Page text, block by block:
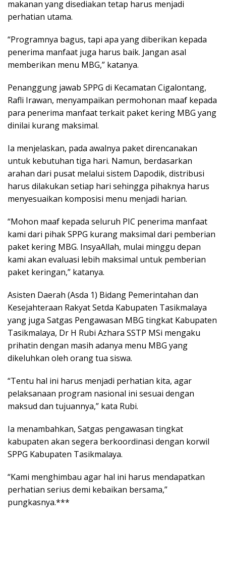
makanan yang disediakan tetap harus menjadi
perhatian utama.
“Programnya bagus, tapi apa yang diberikan kepada
penerima manfaat juga harus baik. Jangan asal
memberikan menu MBG,” katanya.
Penanggung jawab SPPG di Kecamatan Cigalontang,
Rafli Irawan, menyampaikan permohonan maaf kepada
para penerima manfaat terkait paket kering MBG yang
dinilai kurang maksimal.
Ia menjelaskan, pada awalnya paket direncanakan
untuk kebutuhan tiga hari. Namun, berdasarkan
arahan dari pusat melalui sistem Dapodik, distribusi
harus dilakukan setiap hari sehingga pihaknya harus
menyesuaikan komposisi menu menjadi harian.
“Mohon maaf kepada seluruh PIC penerima manfaat
kami dari pihak SPPG kurang maksimal dari pemberian
paket kering MBG. InsyaAllah, mulai minggu depan
kami akan evaluasi lebih maksimal untuk pemberian
paket keringan,” katanya.
Asisten Daerah (Asda 1) Bidang Pemerintahan dan
Kesejahteraan Rakyat Setda Kabupaten Tasikmalaya
yang juga Satgas Pengawasan MBG tingkat Kabupaten
Tasikmalaya, Dr H Rubi Azhara SSTP MSi mengaku
prihatin dengan masih adanya menu MBG yang
dikeluhkan oleh orang tua siswa.
“Tentu hal ini harus menjadi perhatian kita, agar
pelaksanaan program nasional ini sesuai dengan
maksud dan tujuannya,” kata Rubi.
Ia menambahkan, Satgas pengawasan tingkat
kabupaten akan segera berkoordinasi dengan korwil
SPPG Kabupaten Tasikmalaya.
“Kami menghimbau agar hal ini harus mendapatkan
perhatian serius demi kebaikan bersama,”
pungkasnya.***